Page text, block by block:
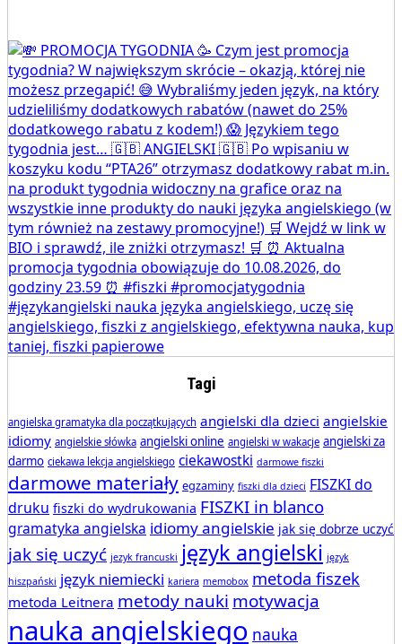
Tagi
angielska gramatyka dla początkujących angielski dla dzieci angielskie
idiomy angielskie słówka angielski online angielski w wakacje angielski za
darmo ciekawa lekcja angielskiego ciekawostki darmowe fiszki
darmowe materiały egzaminy fiszki dla dzieci FISZKI do
druku fiszki do wydrukowania FISZKI in blanco
gramatyka angielska idiomy angielskie jak się dobrze uczyć
jak się uczyć jezyk francuski język angielski język
hiszpański język niemiecki kariera memobox metoda fiszek
metoda Leitnera metody nauki motywacja
nauka angielskiego nauka